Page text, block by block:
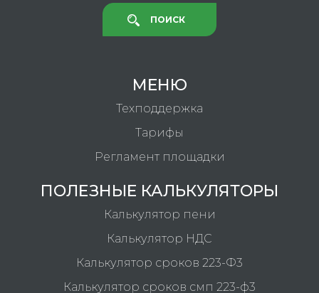
ПОИСК
МЕНЮ
Техподдержка
Тарифы
Регламент площадки
ПОЛЕЗНЫЕ КАЛЬКУЛЯТОРЫ
Калькулятор пени
Калькулятор НДС
Калькулятор сроков 223-Ф3
Калькулятор сроков смп 223-ф3